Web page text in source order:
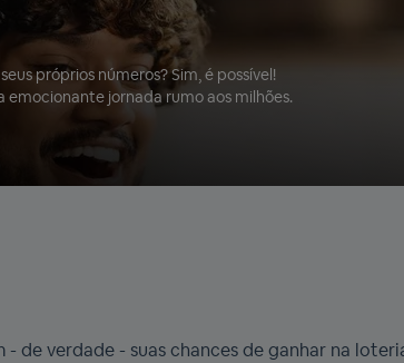
próprios números? Sim, é possível!
emocionante jornada rumo aos milhões.
- de verdade - suas chances de ganhar na